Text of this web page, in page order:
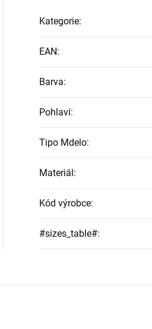
Kategorie:
EAN:
Barva:
Pohlaví:
Tipo Mdelo:
Materiál:
Kód výrobce:
#sizes_table#: